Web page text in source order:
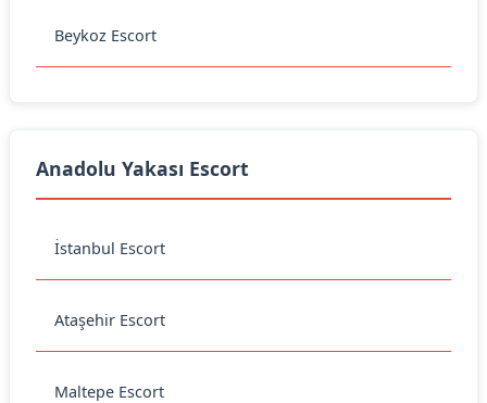
Beykoz Escort
Anadolu Yakası Escort
İstanbul Escort
Ataşehir Escort
Maltepe Escort